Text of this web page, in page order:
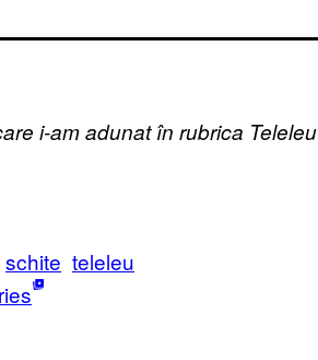
i-am adunat în rubrica Teleleu
schite teleleu